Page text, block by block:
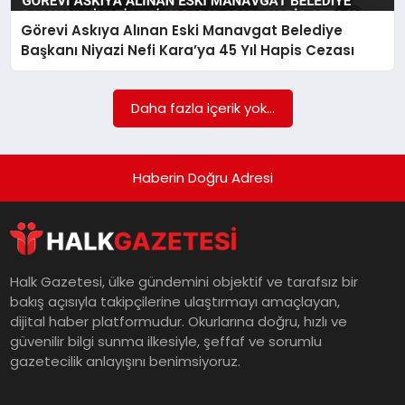
MAGAZIN
SPOR
TEKNOLOJI
YAŞAM
Görevi Askıya Alınan Eski Manavgat Belediye
Başkanı Niyazi Nefi Kara’ya 45 Yıl Hapis Cezası
Daha fazla içerik yok...
Haberin Doğru Adresi
Halk Gazetesi, ülke gündemini objektif ve tarafsız bir
bakış açısıyla takipçilerine ulaştırmayı amaçlayan,
dijital haber platformudur. Okurlarına doğru, hızlı ve
güvenilir bilgi sunma ilkesiyle, şeffaf ve sorumlu
gazetecilik anlayışını benimsiyoruz.